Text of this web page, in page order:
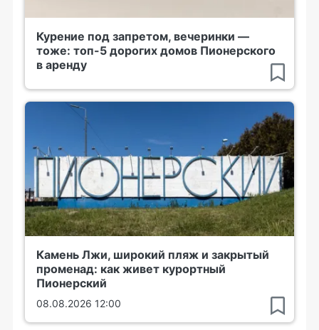
Курение под запретом, вечеринки —
тоже: топ-5 дорогих домов Пионерского
в аренду
Камень Лжи, широкий пляж и закрытый
променад: как живет курортный
Пионерский
08.08.2026 12:00